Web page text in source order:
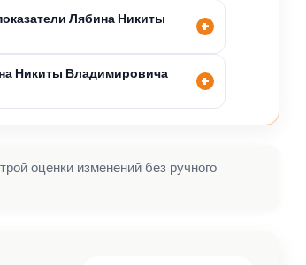
Лябина Никиты
Никиты Владимировича
оценки изменений без ручного